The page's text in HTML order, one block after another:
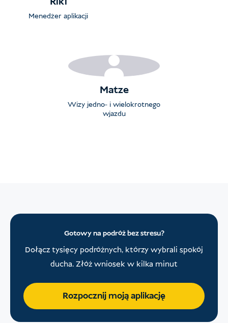
Menedżer aplikacji
Matze
Wizy jedno- i wielokrotnego
wjazdu
Gotowy na podróż bez stresu?
Dołącz tysięcy podróżnych, którzy wybrali spokój
ducha. Złóż wniosek w kilka minut
Rozpocznij moją aplikację